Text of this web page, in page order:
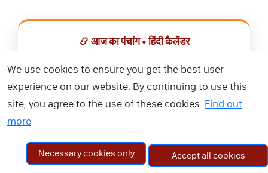
📿 आज का पंचांग • हिंदी कैलेंडर
📅 हिंदी कैलेंडर ऐप डाउनलोड करें
We use cookies to ensure you get the best user
experience on our website. By continuing to use this
site, you agree to the use of these cookies. Find out
more
Necessary cookies only Accept all cookies